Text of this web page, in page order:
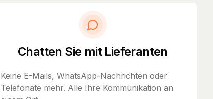
Chatten Sie mit Lieferanten
Keine E-Mails, WhatsApp-Nachrichten oder
Telefonate mehr. Alle Ihre Kommunikation an